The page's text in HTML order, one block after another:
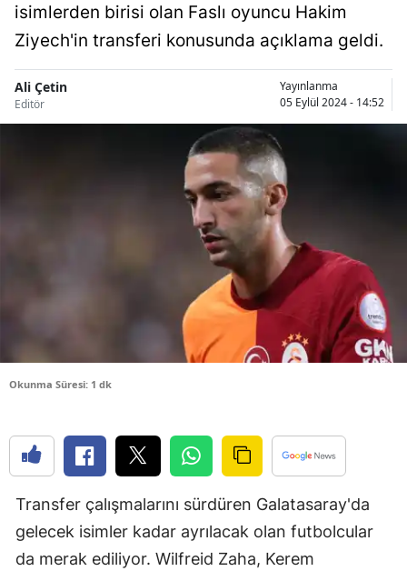
Artvin
Balıkesir
Bolu
Burdur
Bursa
Çanakkale
Çorum
Denizli
Diyarbakır
Edirne
isimlerden birisi olan Faslı oyuncu Hakim
Ziyech'in transferi konusunda açıklama geldi.
Ali Çetin
Editör
Yayınlanma
05 Eylül 2024 - 14:52
Okunma Süresi: 1 dk
Transfer çalışmalarını sürdüren Galatasaray'da
gelecek isimler kadar ayrılacak olan futbolcular
da merak ediliyor. Wilfreid Zaha, Kerem